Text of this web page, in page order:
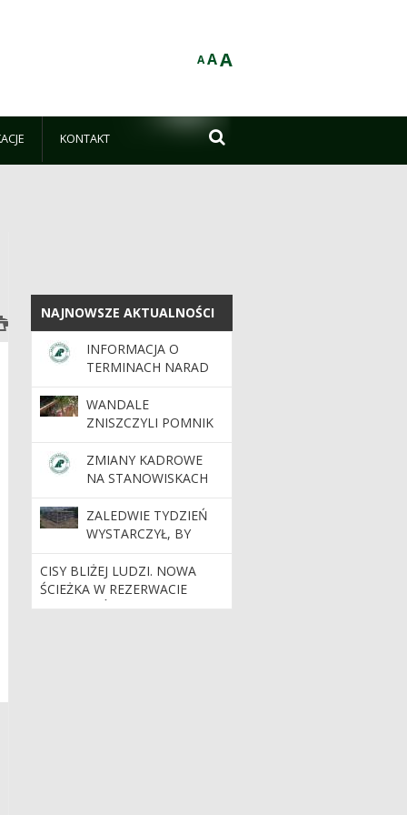
AAA
KONTAKT 
NAJNOWSZE AKTUALNOŚCI
NAJNOWSZE AKTUALNOŚCI
INFORMACJA O
TERMINACH NARAD
PROJEKTU PLANU
WANDALE
ZNISZCZYLI POMNIK
PRZYRODY „JASKINIA
BAJKA”
ZMIANY KADROWE
NA STANOWISKACH
KIEROWNICZYCH
ZALEDWIE TYDZIEŃ
WYSTARCZYŁ, BY
POWSTAŁA BRYŁA
NOWEJ SIEDZIBY
NADLEŚNICTWA
DOBRZEJEWICE
CISY BLIŻEJ LUDZI. NOWA
ŚCIEŻKA W REZERWACIE
JELENIA GÓRA